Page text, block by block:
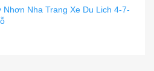
Nhơn Nha Trang Xe Du Lich 4-7-